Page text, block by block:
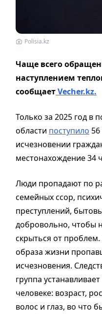
Polisia.kz
Чаще всего
наступлением
сообщаетVecher.kz.
Только за 2025 год в
области поступило
исчезновении
местонахождение 34
Люди пропадают по
семейных ссор,
преступлений,
добровольно, чтобы
скрыться от
образа жизни
исчезновения.
группа
человеке: возраст,
волос и глаз, во что